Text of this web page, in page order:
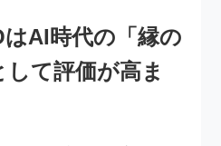
AI時代の「縁の
て評価が高ま